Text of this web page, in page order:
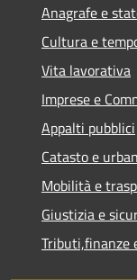
Anagrafe e
Cultura e
Vita lavorativa
Imprese e
Appalti pubblici
Catasto e
Mobilità e
Giustizia e
Tributi,finanze